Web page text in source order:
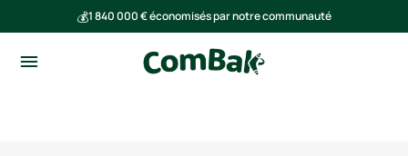
💰1 840 000 € économisés par notre communauté